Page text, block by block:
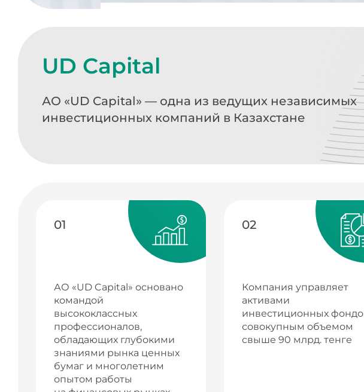
UD Capital
АО «UD Capital» — одна из ведущих независимых
инвестиционных компаний в Казахстане
01
АО «UD Capital» основано
командой
высококлассных
профессионалов,
обладающих глубокими
знаниями рынка ценных
бумаг и многолетним
опытом работы
на финансовых рынках,
02
Компания управляет
активами
инвестиционных фондов
совокупным объемом
свыше 90 млрд. тенге